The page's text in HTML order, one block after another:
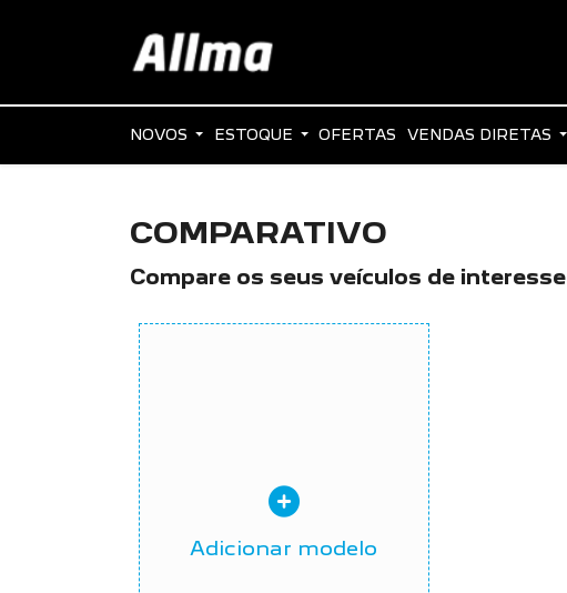
NOVOS ESTOQUE OFERTAS VENDAS DIRETAS
COMPARATIVO
Compare os seus veículos de interesse
Adicionar modelo